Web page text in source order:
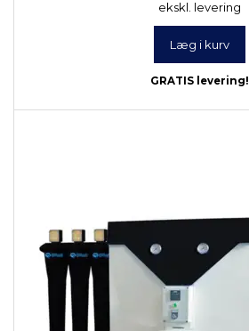
ekskl. levering
Læg i kurv
GRATIS levering!